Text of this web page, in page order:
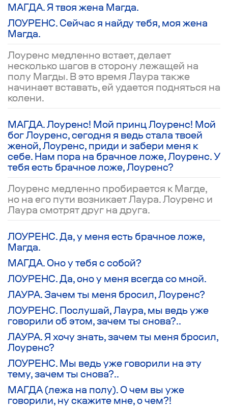
МАГДА. Я твоя жена Магда.
ЛОУРЕНС. Сейчас я найду тебя, моя жена
Магда.
Лоуренс медленно встает, делает
несколько шагов в сторону лежащей на
полу Магды. В это время Лаура также
начинает вставать, ей удается подняться на
колени.
МАГДА. Лоуренс! Мой принц Лоуренс! Мой
бог Лоуренс, сегодня я ведь стала твоей
женой, Лоуренс, приди и забери меня к
себе. Нам пора на брачное ложе, Лоуренс. У
тебя есть брачное ложе, Лоуренс?
Лоуренс медленно пробирается к Магде,
но на его пути возникает Лаура. Лоуренс и
Лаура смотрят друг на друга.
ЛОУРЕНС. Да, у меня есть брачное ложе,
Магда.
МАГДА. Оно у тебя с собой?
ЛОУРЕНС. Да, оно у меня всегда со мной.
ЛАУРА. Зачем ты меня бросил, Лоуренс?
ЛОУРЕНС. Послушай, Лаура, мы ведь уже
говорили об этом, зачем ты снова?..
ЛАУРА. Я хочу знать, зачем ты меня бросил,
Лоуренс?
ЛОУРЕНС. Мы ведь уже говорили на эту
тему, зачем ты снова?..
МАГДА(лежа на полу). О чем вы уже
говорили, ну скажите мне, о чем?!